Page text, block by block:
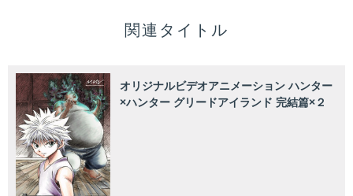
関連タイトル
オリジナルビデオアニメーション ハンター
×ハンター グリードアイランド 完結篇×２